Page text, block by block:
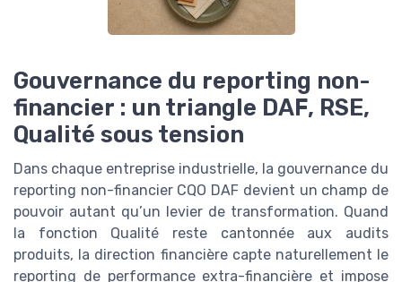
Gouvernance du reporting non-
financier : un triangle DAF, RSE,
Qualité sous tension
Dans chaque entreprise industrielle, la gouvernance du
reporting non-financier CQO DAF devient un champ de
pouvoir autant qu’un levier de transformation. Quand
la fonction Qualité reste cantonnée aux audits
produits, la direction financière capte naturellement le
reporting de performance extra-financière et impose